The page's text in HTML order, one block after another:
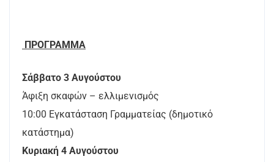
ΠΡΟΓΡΑΜΜΑ
Σάββατο 3 Αυγούστου
Άφιξη σκαφών – ελλιμενισμός
10:00 Εγκατάσταση Γραμματείας (δημοτικό
κατάστημα)
Κυριακή 4 Αυγούστου